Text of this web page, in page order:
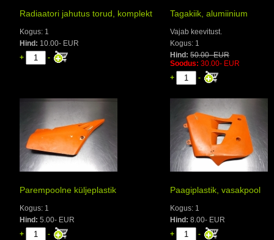
Radiaatori jahutus torud, komplekt
Kogus: 1
Hind: 10.00- EUR
+
-
Tagakiik, alumiinium
Vajab keevitust.
Kogus: 1
Hind: 50.00- EUR
Soodus: 30.00- EUR
+
-
Parempoolne küljeplastik
Kogus: 1
Hind: 5.00- EUR
+
-
Paagiplastik, vasakpool
Kogus: 1
Hind: 8.00- EUR
+
-